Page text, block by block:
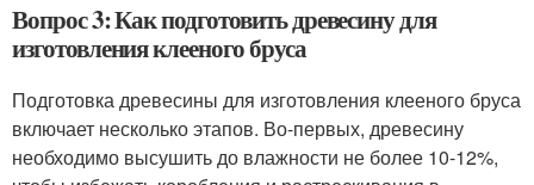
Вопрос 3: Как подготовить древесину для
изготовления клееного бруса
Подготовка древесины для изготовления клееного бруса
включает несколько этапов. Во-первых, древесину
необходимо высушить до влажности не более 10-12%,